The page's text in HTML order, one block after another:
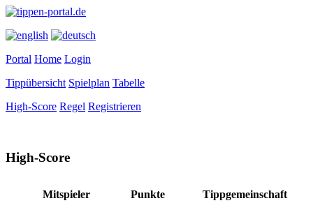
Portal Home Login
Tippübersicht Spielplan Tabelle
High-Score Regel Registrieren
High-Score
Mitspieler Punkte
Tippgemeinschaft